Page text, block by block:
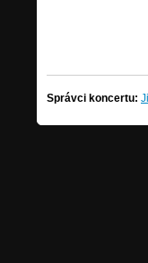
Správci koncertu: